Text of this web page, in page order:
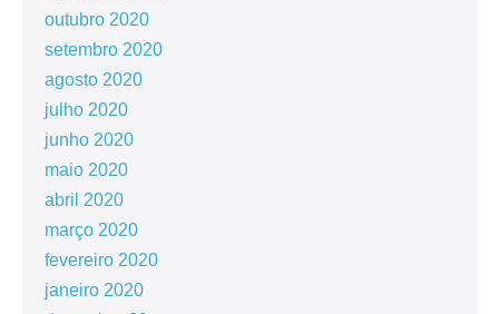
outubro 2020
setembro 2020
agosto 2020
julho 2020
junho 2020
maio 2020
abril 2020
março 2020
fevereiro 2020
janeiro 2020